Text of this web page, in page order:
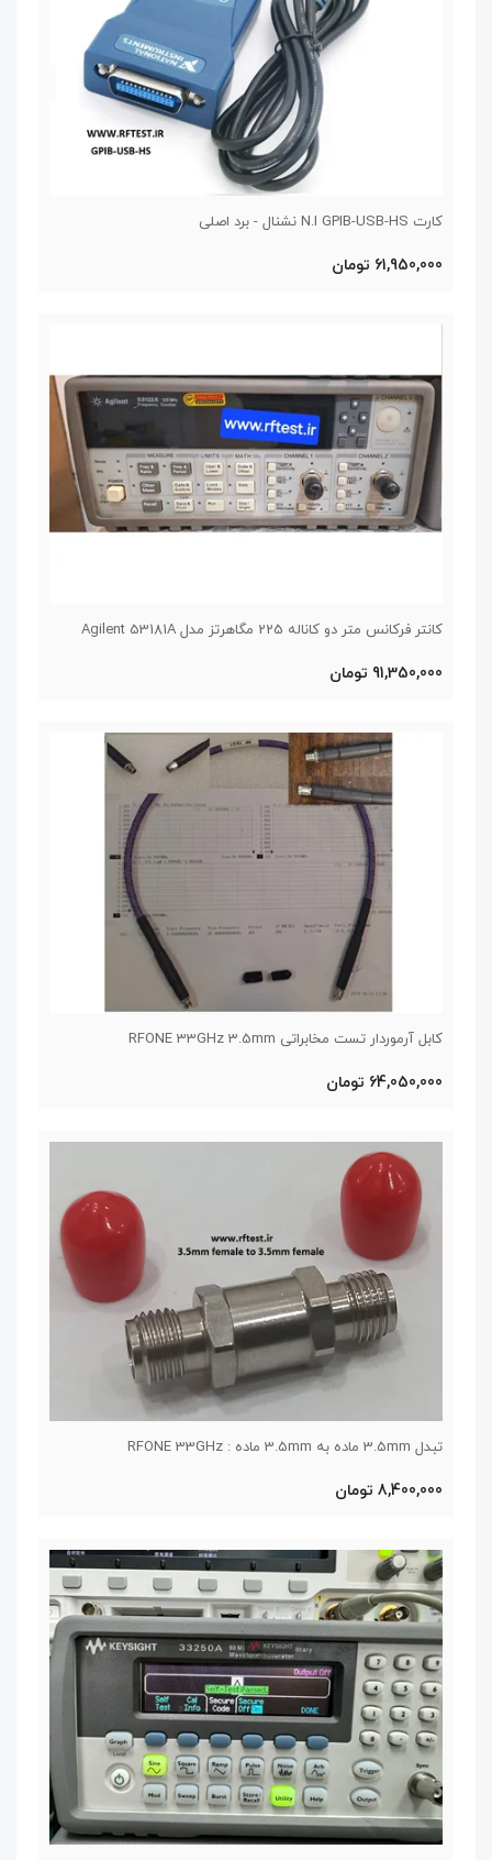
کارت N.I GPIB-USB-HS نشنال - برد اصلی
61,950,000 تومان
کانتر فرکانس متر دو کاناله 225 مگاهرتز مدل Agilent 53181A
91,350,000 تومان
کابل آرموردار تست مخابراتی RFONE 33GHz 3.5mm
64,050,000 تومان
تبدل 3.5mm ماده به 3.5mm ماده : RFONE 33GHz
8,400,000 تومان